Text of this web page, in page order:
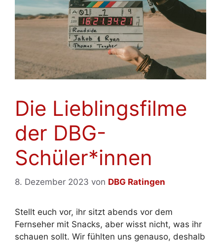
Die Lieblingsfilme
der DBG-
Schüler*innen
8. Dezember 2023 von DBG Ratingen
Stellt euch vor, ihr sitzt abends vor dem
Fernseher mit Snacks, aber wisst nicht, was ihr
schauen sollt. Wir fühlten uns genauso, deshalb